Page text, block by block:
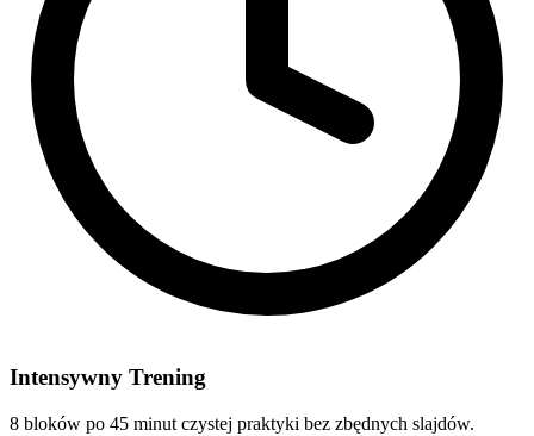
Intensywny Trening
8 bloków po 45 minut czystej praktyki bez zbędnych slajdów.